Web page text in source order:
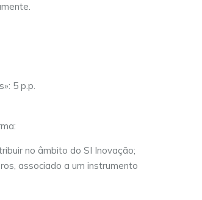
5 p.p.
no âmbito do SI Inovação;
associado a um instrumento